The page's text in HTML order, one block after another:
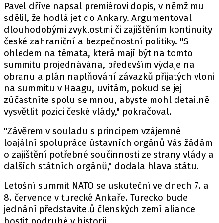
Pavel dříve napsal premiérovi dopis, v němž mu
sdělil, že hodlá jet do Ankary. Argumentoval
dlouhodobými zvyklostmi či zajištěním kontinuity
české zahraniční a bezpečnostní politiky. "S
ohledem na témata, která mají být na tomto
summitu projednávána, především výdaje na
obranu a plán naplňování závazků přijatých vloni
na summitu v Haagu, uvítám, pokud se jej
zúčastníte spolu se mnou, abyste mohl detailně
vysvětlit pozici české vlády," pokračoval.
"Závěrem v souladu s principem vzájemné
loajální spolupráce ústavních orgánů Vás žádám
o zajištění potřebné součinnosti ze strany vlády a
dalších státních orgánů," dodala hlava státu.
Letošní summit NATO se uskuteční ve dnech 7. a
8. července v turecké Ankaře. Turecko bude
jednání představitelů členských zemí aliance